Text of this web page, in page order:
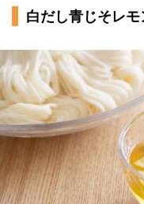
白だし青じそレモ